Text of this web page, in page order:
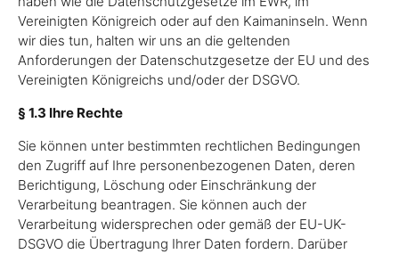
Vereinigten Königreich oder auf den Kaimaninseln. Wenn
wir dies tun, halten wir uns an die geltenden
Anforderungen der Datenschutzgesetze der EU und des
Vereinigten Königreichs und/oder der DSGVO.
§ 1.3 Ihre Rechte
Sie können unter bestimmten rechtlichen Bedingungen
den Zugriff auf Ihre personenbezogenen Daten, deren
Berichtigung, Löschung oder Einschränkung der
Verarbeitung beantragen. Sie können auch der
Verarbeitung widersprechen oder gemäß der EU-UK-
DSGVO die Übertragung Ihrer Daten fordern. Darüber